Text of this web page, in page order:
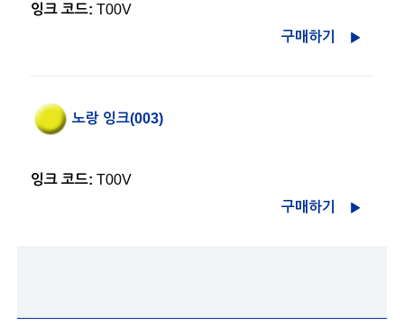
잉크 코드: T00V
구매하기
노랑 잉크(003)
잉크 코드: T00V
구매하기